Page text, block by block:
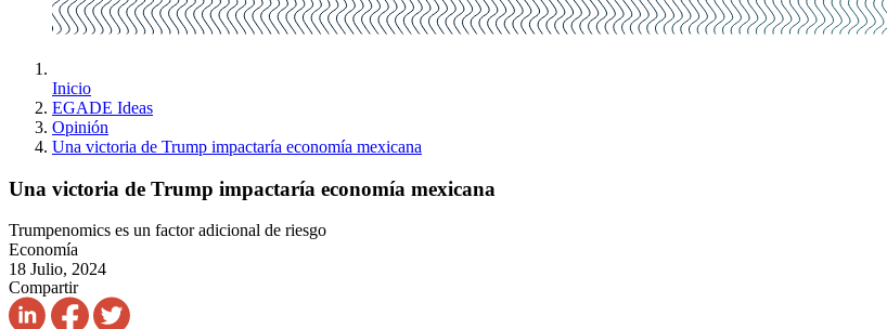
Inicio
EGADE Ideas
Opinión
Una victoria de Trump impactaría economía mexicana
Una victoria de Trump impactaría economía mexicana
Trumpenomics es un factor adicional de riesgo
Economía
18 Julio, 2024
Compartir